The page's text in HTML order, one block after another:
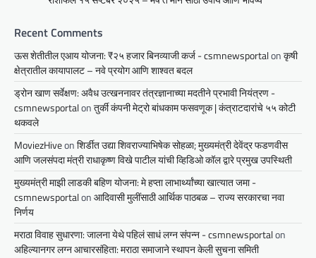
Recent Comments
ऊस शेतीतील एआय योजना: ₹२५ हजार बिनव्याजी कर्ज - csmnewsportalonकृषी
क्षेत्रातील कायापालट – नवे प्रयोग आणि शाश्वत बदल
ड्रोन खाण सर्वेक्षण: अवैध उत्खननावर तंत्रज्ञानाच्या मदतीने प्रभावी नियंत्रण -
csmnewsportalonतुर्की कंपनी मेट्रो बांधकाम फसवणूक | कंत्राटदारांचे ५५ कोटी
थकवले
MoviezHiveonशिर्डीत उद्या शिवराज्याभिषेक सोहळा; मुख्यमंत्री देवेंद्र फडणवीस
आणि जलसंपदा मंत्री राधाकृष्ण विखे पाटील यांची व्हिडिओ कॉल द्वारे प्रमुख उपस्थिती
मुख्यमंत्री माझी लाडकी बहिण योजना: मे हप्ता लाभार्थ्यांच्या खात्यात जमा -
csmnewsportalonआदिवासी मुलींसाठी आर्थिक पाठबळ – राज्य सरकारचा नवा
निर्णय
मराठा विवाह सुधारणा: जालना येथे पहिलं साधं लग्न संपन्न - csmnewsportalon
अहिल्यानगर लग्न आचारसंहिता: मराठा समाजाने स्थापन केली सुचना समिती